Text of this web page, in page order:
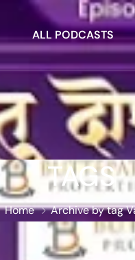
ALL PODCASTS
TAGS
Home Archive by tag